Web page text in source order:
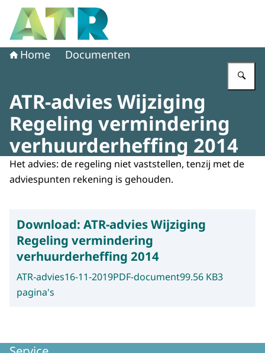
Naar de homepage van Adviescollege toetsing regeldruk
Home Documenten
ATR-advies Wijziging
Regeling vermindering
verhuurderheffing 2014
Het advies: de regeling niet vaststellen, tenzij met de
adviespunten rekening is gehouden.
Download: ATR-advies Wijziging
Regeling vermindering
verhuurderheffing 2014
ATR-advies16-11-2019PDF-document99.56 KB3
pagina's